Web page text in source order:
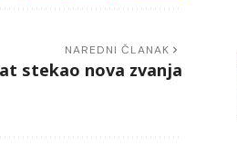
NAREDNI ČLANAK
stekao nova zvanja